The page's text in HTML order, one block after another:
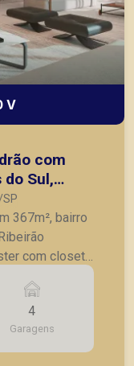
V
com
do Sul,
367m², bairro
privativo; -
-
serviço; - Laje
4
Garagens